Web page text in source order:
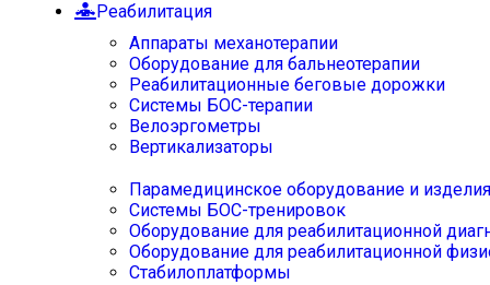
Реабилитация
Аппараты механотерапии
Оборудование для бальнеотерапии
Реабилитационные беговые дорожки
Системы БОС-терапии
Велоэргометры
Вертикализаторы
Парамедицинское оборудование и изделия
Системы БОС-тренировок
Оборудование для реабилитационной
Оборудование для реабилитационной
Стабилоплатформы